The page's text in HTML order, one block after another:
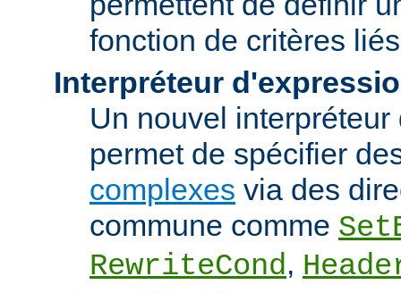
fonction de critères
Interpréteur
Un nouvel
permet de spécifier
complexes via des
commune comme
RewriteCond,